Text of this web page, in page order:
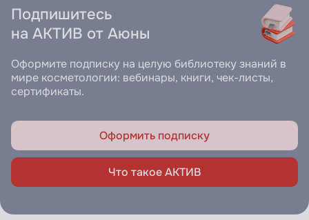
Подпишитесь
на АКТИВ от Аюны
Оформите подписку на целую библиотеку знаний в
мире косметологии: вебинары, книги, чек-листы,
сертификаты.
Оформить подписку
Что такое АКТИВ